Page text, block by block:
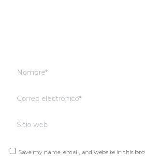
Nombre *
Correo electrónico *
Sitio web
Save my name, email, and website in this